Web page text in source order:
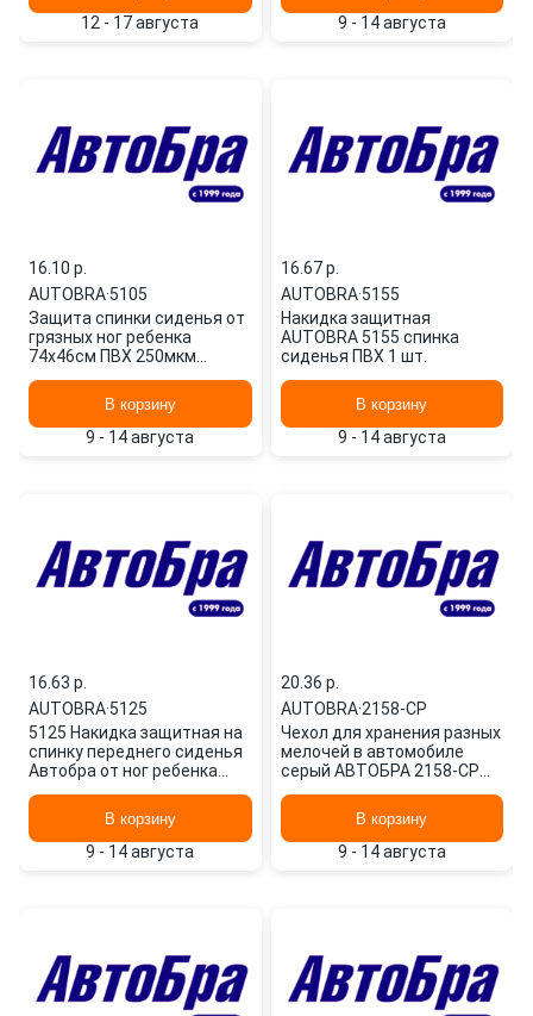
12 - 17 августа 9 - 14 августа
16.10 p.
AUTOBRA·5105
Защита спинки сиденья от
грязных ног ребенка
74х46см ПВХ 250мкм
5105
В корзину
9 - 14 августа
16.67 p.
AUTOBRA·5155
Накидка защитная
AUTOBRA 5155 спинка
сиденья ПВХ 1 шт.
В корзину
9 - 14 августа
16.63 p.
AUTOBRA·5125
5125 Накидка защитная на
спинку переднего сиденья
Автобра от ног ребенка
В корзину
9 - 14 августа
20.36 p.
AUTOBRA·2158-СР
Чехол для хранения разных
мелочей в автомобиле
серый АВТОБРА 2158-СР
В корзину
9 - 14 августа